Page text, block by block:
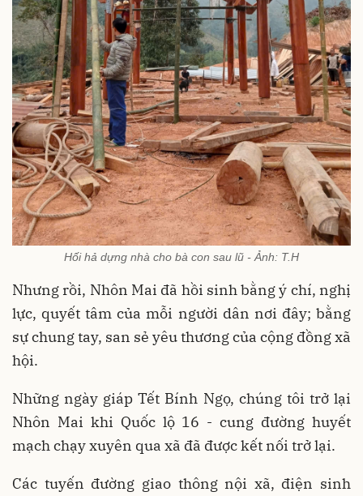
Hối hả dựng nhà cho bà con sau lũ - Ảnh: T.H
Nhưng rồi, Nhôn Mai đã hồi sinh bằng ý chí, nghị
lực, quyết tâm của mỗi người dân nơi đây; bằng
sự chung tay, san sẻ yêu thương của cộng đồng xã
hội.
Những ngày giáp Tết Bính Ngọ, chúng tôi trở lại
Nhôn Mai khi Quốc lộ 16 - cung đường huyết
mạch chạy xuyên qua xã đã được kết nối trở lại.
Các tuyến đường giao thông nội xã, điện sinh